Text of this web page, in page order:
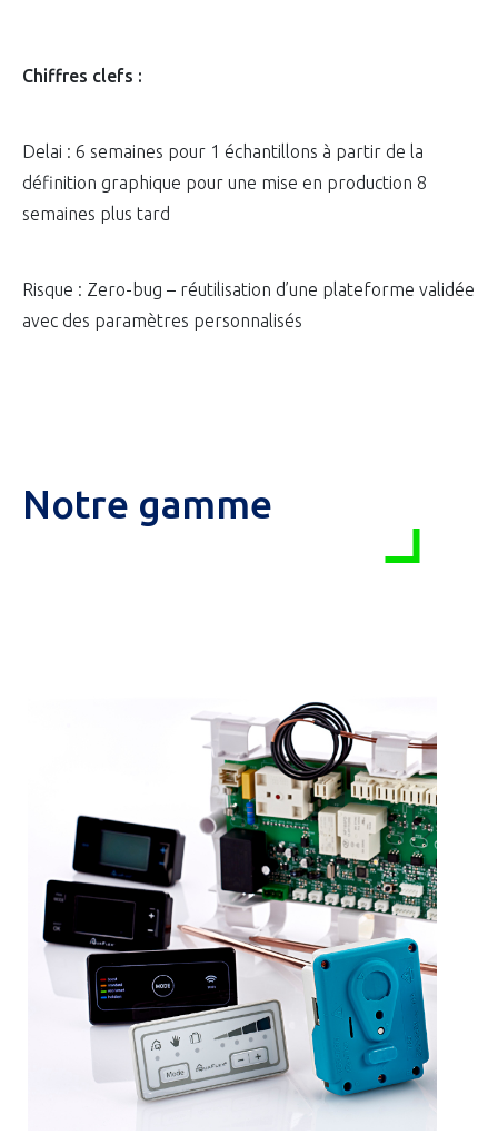
Chiffres clefs :
Delai : 6 semaines pour 1 échantillons à partir de la
définition graphique pour une mise en production 8
semaines plus tard
Risque : Zero-bug – réutilisation d’une plateforme validée
avec des paramètres personnalisés
Notre gamme